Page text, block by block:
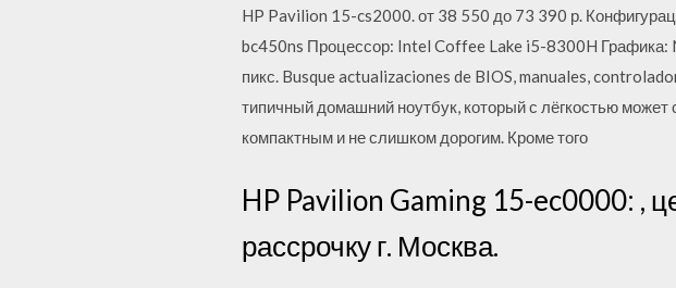
HP Pavilion 15-cs2000. от 38 550 до 73 390 р.
bc450ns Процессор: Intel Coffee Lake i5-8300H
пикс. Busque actualizaciones de BIOS, manuales,
типичный домашний ноутбук, который с лёгкостью может
компактным и не слишком дорогим. Кроме того
HP Pavilion Gaming 15-ec0000: ,
рассрочку г. Москва.